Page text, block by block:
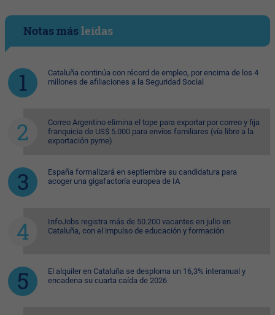
Notas másleídas
Cataluña continúa con récord de empleo, por encima de los 4
millones de afiliaciones a la Seguridad Social
Correo Argentino elimina el tope para exportar por correo y fija
franquicia de US$ 5.000 para envíos familiares (vía libre a la
exportación pyme)
España formalizará en septiembre su candidatura para
acoger una gigafactoría europea de IA
InfoJobs registra más de 50.200 vacantes en julio en
Cataluña, con el impulso de educación y formación
El alquiler en Cataluña se desploma un 16,3% interanual y
encadena su cuarta caída de 2026